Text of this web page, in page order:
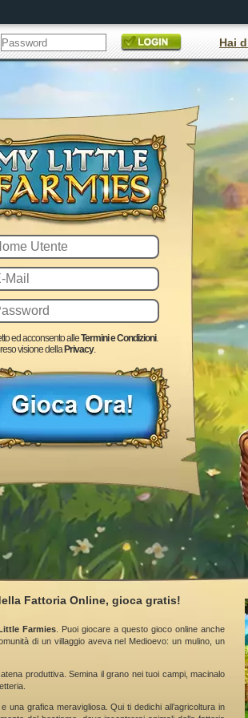
ed acconsento alleTermini e Condizioni.
visione della Privacy.
Hai
Fattoria Online, gioca gratis!
Farmies . Puoi giocare a questo gioco online anche
di un villaggio aveva nel Medioevo: un mulino, un
produttiva. Semina il grano nei tuoi campi, macinalo
grafica meravigliosa. Qui ti dedichi all’agricoltura in